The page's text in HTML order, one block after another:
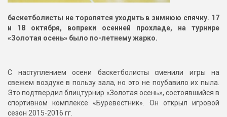
баскетболисты не торопятся уходить в зимнюю спячку. 17
и 18 октября, вопреки осенней прохладе, на турнире
«Золотая осень» было по-летнему жарко.
С наступлением осени баскетболисты сменили игры на
свежем воздухе в пользу зала, но это не поубавило их пыла.
Это подтвердил блицтурнир «Золотая осень», состоявшийся в
спортивном комплексе «Буревестник». Он открыл игровой
сезон 2015-2016 гг.